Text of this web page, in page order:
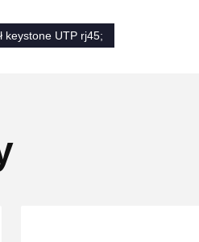
keystone UTP rj45;